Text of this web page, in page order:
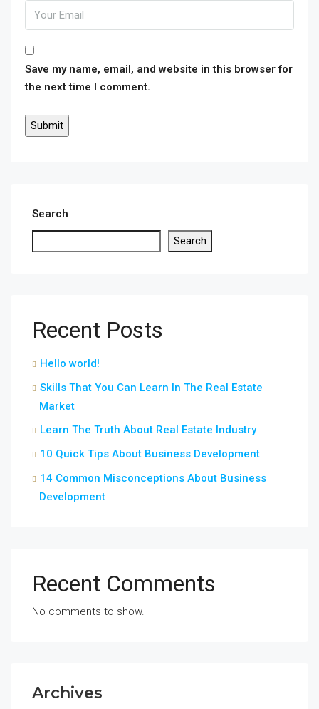
Save my name, email, and website in this browser for
the next time I comment.
Search
Search
Recent Posts
Hello world!
Skills That You Can Learn In The Real Estate
Market
Learn The Truth About Real Estate Industry
10 Quick Tips About Business Development
14 Common Misconceptions About Business
Development
Recent Comments
No comments to show.
Archives